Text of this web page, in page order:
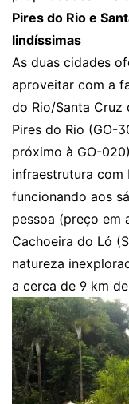
Pires do Rio e
lindíssimas
As duas cidades
aproveitar com a
do Rio/Santa Cruz
Pires do Rio (GO-
próximo à GO-
infraestrutura com
funcionando aos
pessoa (preço em
Cachoeira do Ló
natureza
a cerca de 9 km